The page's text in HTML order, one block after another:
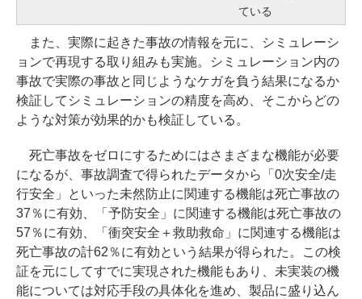
ている
また、実際に起きた事故の情報を元に、シミュレーシ
ョンで再現する取り組みも実施。シミュレーション内の
事故で実際の事故と同じようなケガを負う結果になるか
検証してシミュレーションの精度を高め、そこからどの
ような対策が効果的かも検証している。
死亡事故をゼロにするためにはさまざまな機能が必要
になるが、事故調査で得られたデータから「0次安全/走
行安全」といった未然防止に関連する機能は死亡事故の
37％に有効、「予防安全」に関連する機能は死亡事故の
57％に有効、「衝突安全＋救助救命」に関連する機能は
死亡事故の計62％に有効という結果が得られた。この検
証を元にしてすでに実現された機能もあり、未実装の機
能については対応手段の具体化を進め、製品に盛り込ん